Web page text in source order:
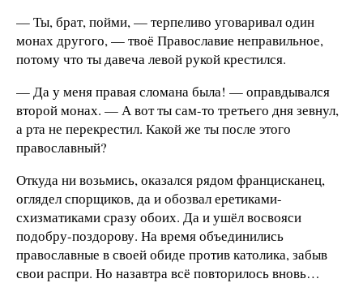
— Ты, брат, пойми, — терпеливо уговаривал один
монах другого, — твоё Православие неправильное,
потому что ты давеча левой рукой крестился.
— Да у меня правая сломана была! — оправдывался
второй монах. — А вот ты сам-то третьего дня зевнул,
а рта не перекрестил. Какой же ты после этого
православный?
Откуда ни возьмись, оказался рядом францисканец,
оглядел спорщиков, да и обозвал еретиками-
схизматиками сразу обоих. Да и ушёл восвояси
подобру-поздорову. На время объединились
православные в своей обиде против католика, забыв
свои распри. Но назавтра всё повторилось вновь…